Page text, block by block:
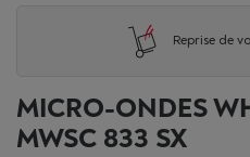
Reprise de
MICRO-ONDES
MWSC 833 SX